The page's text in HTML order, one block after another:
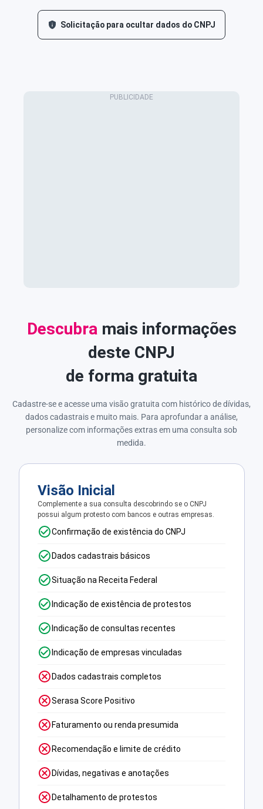
Solicitação para ocultar dados do CNPJ
Descubra mais informações
deste CNPJ
de forma gratuita
Cadastre-se e acesse uma visão gratuita com histórico de dívidas,
dados cadastrais e muito mais. Para aprofundar a análise,
personalize com informações extras em uma consulta sob
medida.
Visão Inicial
Complemente a sua consulta descobrindo se o CNPJ
possui algum protesto com bancos e outras empresas.
Confirmação de existência do CNPJ
Dados cadastrais básicos
Situação na Receita Federal
Indicação de existência de protestos
Indicação de consultas recentes
Indicação de empresas vinculadas
Dados cadastrais completos
Serasa Score Positivo
Faturamento ou renda presumida
Recomendação e limite de crédito
Dívidas, negativas e anotações
Detalhamento de protestos